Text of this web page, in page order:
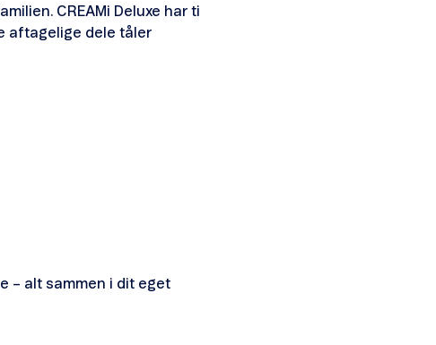
CREAMi Deluxe har ti
aftagelige dele tåler
– alt sammen i dit eget